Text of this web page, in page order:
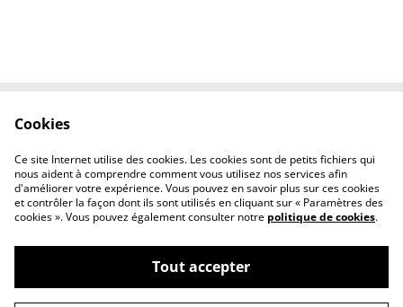
Contactez-nous
Politique de
confidentialité
Politique de
cookies
©2026l'éclipse
Cookies
Ce site Internet utilise des cookies. Les cookies sont de petits fichiers qui
nous aident à comprendre comment vous utilisez nos services afin
d'améliorer votre expérience. Vous pouvez en savoir plus sur ces cookies
et contrôler la façon dont ils sont utilisés en cliquant sur « Paramètres des
cookies ». Vous pouvez également consulter notre politique de cookies.
Tout accepter